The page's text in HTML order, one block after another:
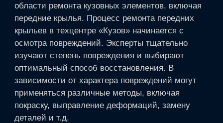
области ремонта кузовных элементов, включая
передние крылья. Процесс ремонта передних
крыльев в техцентре «Кузов» начинается с
осмотра повреждений. Эксперты тщательно
изучают степень повреждения и выбирают
оптимальный способ восстановления. В
зависимости от характера повреждений могут
применяться различные методы, включая
покраску, выправление деформаций, замену
деталей и т.д.